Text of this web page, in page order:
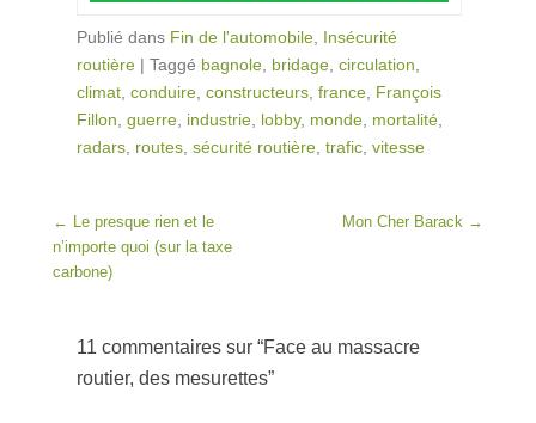
Publié dans Fin de l'automobile, Insécurité
routière | Taggé bagnole, bridage, circulation,
climat, conduire, constructeurs, france, François
Fillon, guerre, industrie, lobby, monde, mortalité,
radars, routes, sécurité routière, trafic, vitesse
Post navigation
← Le presque rien et le
n’importe quoi (sur la taxe
carbone)
Mon Cher Barack →
11 commentaires sur “Face au massacre
routier, des mesurettes”